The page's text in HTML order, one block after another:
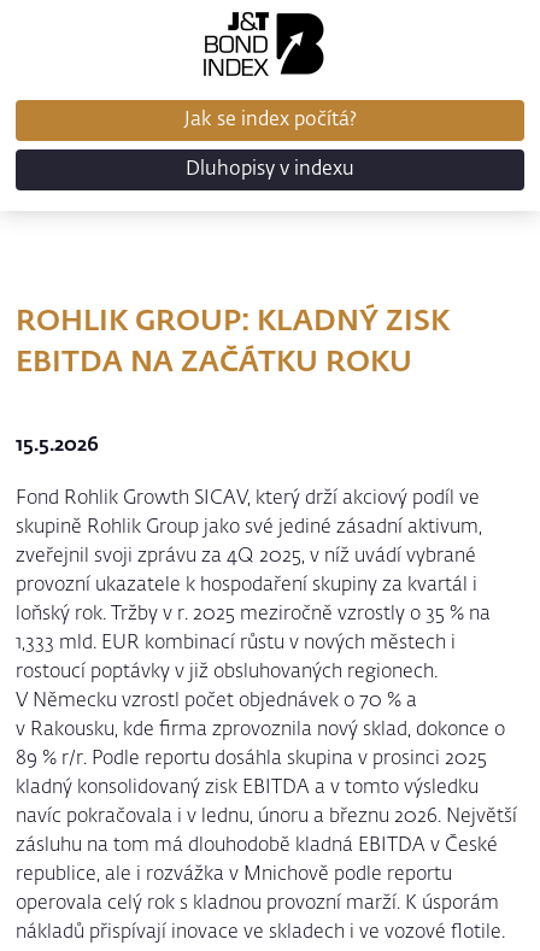
Jak se index počítá?
Dluhopisy v indexu
ROHLIK GROUP: KLADNÝ ZISK
EBITDA NA ZAČÁTKU ROKU
15.5.2026
Fond Rohlik Growth SICAV, který drží akciový podíl ve
skupině Rohlik Group jako své jediné zásadní aktivum,
zveřejnil svoji zprávu za 4Q 2025, v níž uvádí vybrané
provozní ukazatele k hospodaření skupiny za kvartál i
loňský rok. Tržby v r. 2025 meziročně vzrostly o 35 % na
1,333 mld. EUR kombinací růstu v nových městech i
rostoucí poptávky v již obsluhovaných regionech.
V Německu vzrostl počet objednávek o 70 % a
v Rakousku, kde firma zprovoznila nový sklad, dokonce o
89 % r/r. Podle reportu dosáhla skupina v prosinci 2025
kladný konsolidovaný zisk EBITDA a v tomto výsledku
navíc pokračovala i v lednu, únoru a březnu 2026. Největší
zásluhu na tom má dlouhodobě kladná EBITDA v České
republice, ale i rozvážka v Mnichově podle reportu
operovala celý rok s kladnou provozní marží. K úsporám
nákladů přispívají inovace ve skladech i ve vozové flotile.